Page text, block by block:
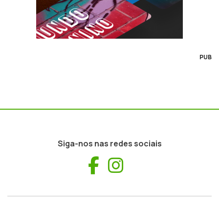
PUB
Siga-nos nas redes sociais
Facebook